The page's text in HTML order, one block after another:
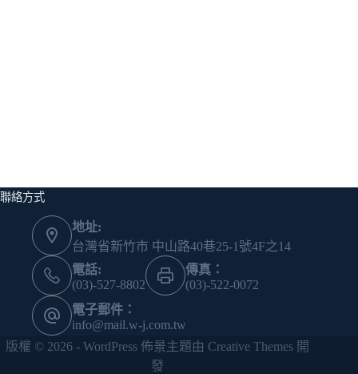
聯絡方式
地址:
台灣省新竹市 中山路40巷25-1號4F之14
電話:
(03)-527-8802
傳真：
(03)-522-0072
電子郵件：
info@mail.w-j.com.tw
版權 © 2026 - WordPress 佈景主題由 Creative Themes 開
發